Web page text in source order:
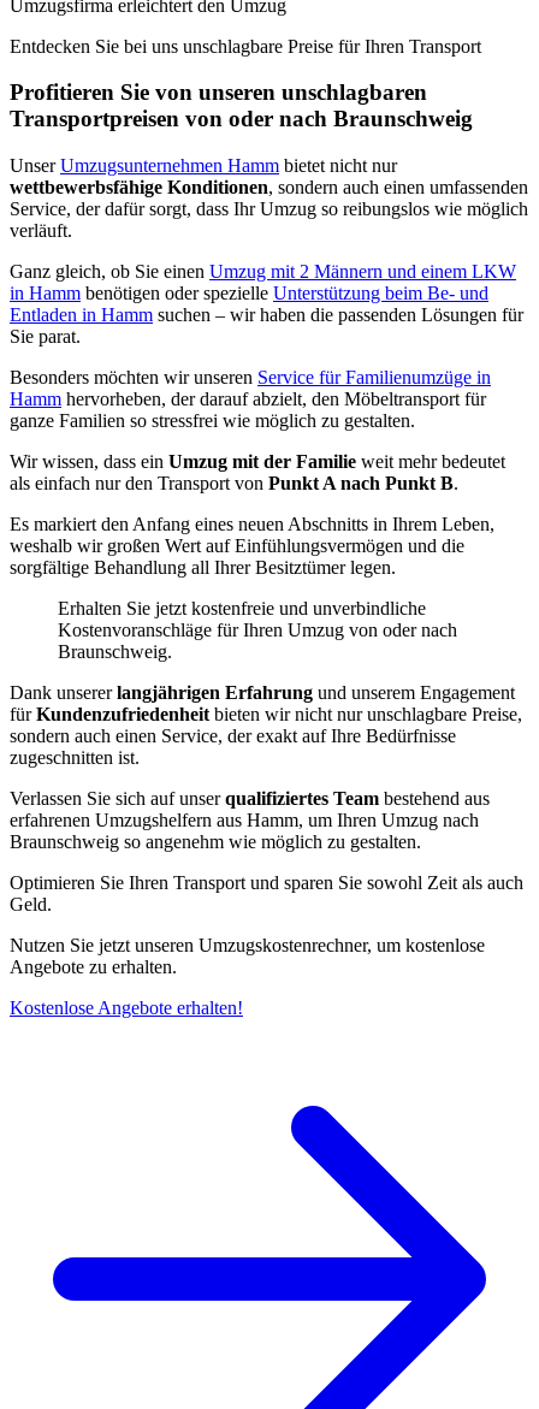
Umzugsfirma erleichtert den Umzug
Entdecken Sie bei uns unschlagbare Preise für Ihren Transport
Profitieren Sie von unseren unschlagbaren
Transportpreisen von oder nach Braunschweig
UnserUmzugsunternehmen Hamm bietet nicht nur
wettbewerbsfähige Konditionen, sondern auch einen umfassenden
Service, der dafür sorgt, dass Ihr Umzug so reibungslos wie möglich
verläuft.
Ganz gleich, ob Sie einen Umzug mit 2 Männern und einem LKW
in Hamm benötigen oder spezielle Unterstützung beim Be- und
Entladen in Hamm suchen – wir haben die passenden Lösungen für
Sie parat.
Besonders möchten wir unseren Service für Familienumzüge in
Hamm hervorheben, der darauf abzielt, den Möbeltransport für
ganze Familien so stressfrei wie möglich zu gestalten.
Wir wissen, dass ein Umzug mit der Familie weit mehr bedeutet
als einfach nur den Transport von Punkt A nach Punkt B.
Es markiert den Anfang eines neuen Abschnitts in Ihrem Leben,
weshalb wir großen Wert auf Einfühlungsvermögen und die
sorgfältige Behandlung all Ihrer Besitztümer legen.
Erhalten Sie jetzt kostenfreie und unverbindliche
Kostenvoranschläge für Ihren Umzug von oder nach
Braunschweig.
Dank unsererlangjährigen Erfahrung und unserem Engagement
fürKundenzufriedenheit bieten wir nicht nur unschlagbare Preise,
sondern auch einen Service, der exakt auf Ihre Bedürfnisse
zugeschnitten ist.
Verlassen Sie sich auf unserqualifiziertes Team bestehend aus
erfahrenen Umzugshelfern aus Hamm, um Ihren Umzug nach
Braunschweig so angenehm wie möglich zu gestalten.
Optimieren Sie Ihren Transport und sparen Sie sowohl Zeit als auch
Geld.
Nutzen Sie jetzt unseren Umzugskostenrechner, um kostenlose
Angebote zu erhalten.
Kostenlose Angebote erhalten!